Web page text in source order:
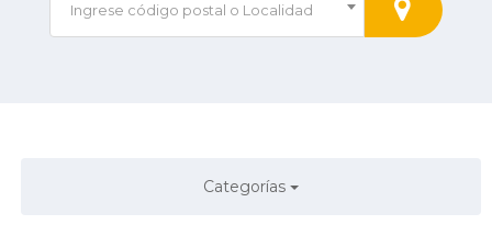
Ingrese código postal o Localidad
Categorías